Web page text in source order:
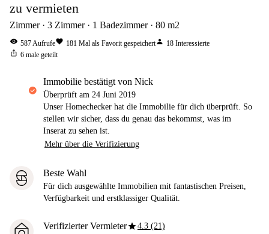
zu vermieten
Zimmer 3 Zimmer 1 Badezimmer 80 m2
visibility 587Aufrufefavorite 181 Mal als Favorit gespeichertperson 18 Interessierte
ios_share 6 male geteilt
Immobilie bestätigt von Nick
Überprüft am 24 Juni 2019
Unser Homechecker hat die Immobilie für dich überprüft. So
stellen wir sicher, dass du genau das bekommst, was im
Inserat zu sehen ist.
Mehr über die Verifizierung
Beste Wahl
Für dich ausgewählte Immobilien mit fantastischen Preisen,
Verfügbarkeit und erstklassiger Qualität.
Verifizierter Vermieterstar4.3 (21)